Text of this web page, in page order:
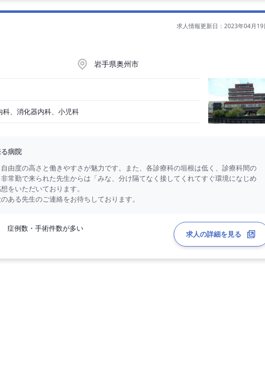
求人情報更新日：2023年04月19
岩手県奥州市
科、消化器内科、小児科
病院
由度の高さと働きやすさが魅力です。また、各診療科の垣根は低く、診療科間の
常勤で来られた先生からは「みな、分け隔てなく接してくれてすぐ環境になじめ
をいただいております。
ある先生のご連絡をお待ちしております。
症例数・手術件数が多い
求人の詳細を見る